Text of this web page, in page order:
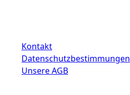
Kontakt
Datenschutzbestimmungen
Unsere AGB